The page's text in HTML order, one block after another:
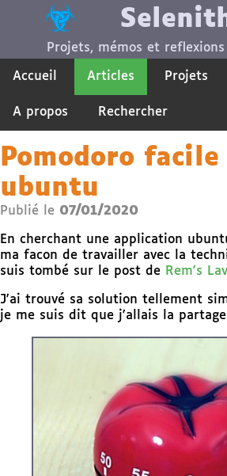
Projets, mémos et
Accueil Articles Projets
A propos Rechercher
Pomodoro facile
ubuntu
Publié le 07/01/2020
En cherchant une application
ma facon de travailler avec la
suis tombé sur le post de Rem's
J'ai trouvé sa solution tellement
je me suis dit que j'allais la